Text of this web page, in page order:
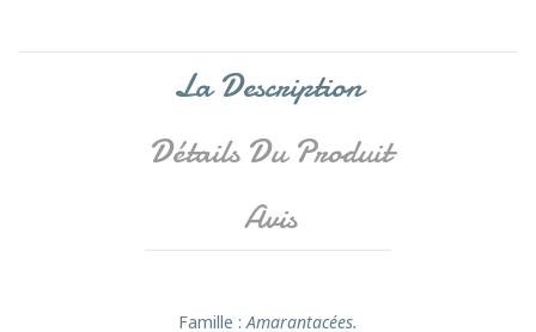
La Description
Détails Du Produit
Avis
Famille : Amarantacées.